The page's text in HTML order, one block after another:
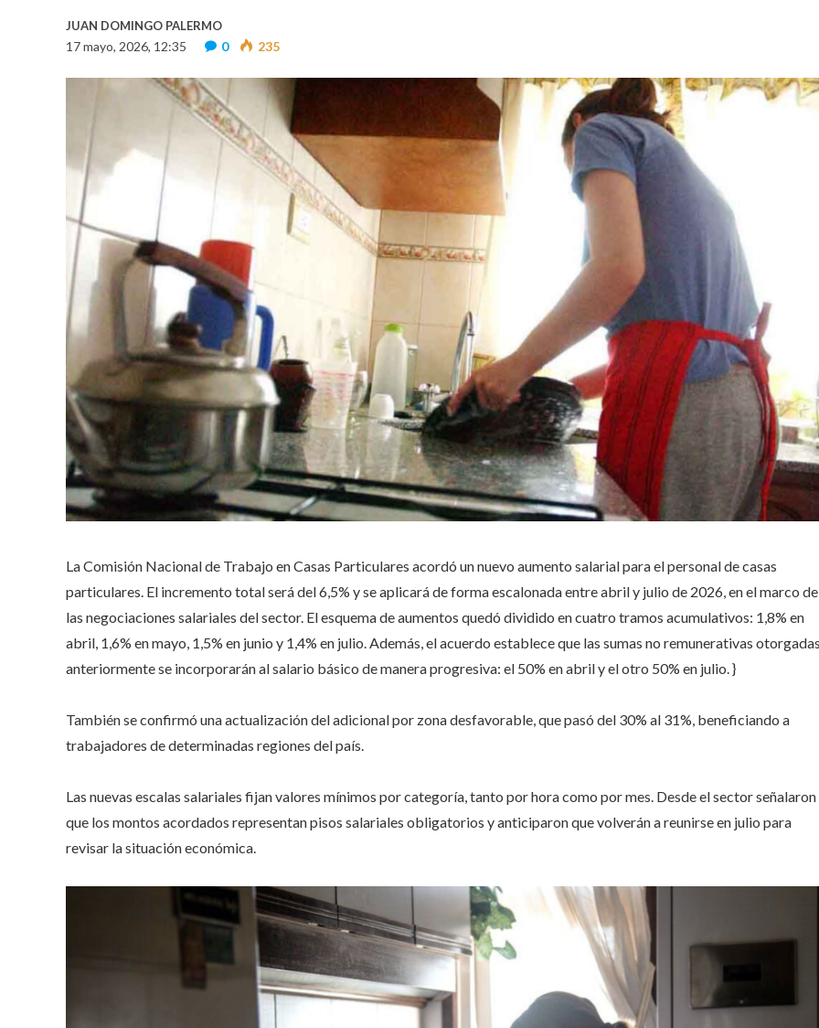
JUAN DOMINGO PALERMO
17 mayo, 2026, 12:35 0 235
La Comisión Nacional de Trabajo en Casas Particulares acordó un nuevo aumento salarial para el personal de casas
particulares. El incremento total será del 6,5% y se aplicará de forma escalonada entre abril y julio de 2026, en el marco de
las negociaciones salariales del sector. El esquema de aumentos quedó dividido en cuatro tramos acumulativos: 1,8% en
abril, 1,6% en mayo, 1,5% en junio y 1,4% en julio. Además, el acuerdo establece que las sumas no remunerativas otorgadas
anteriormente se incorporarán al salario básico de manera progresiva: el 50% en abril y el otro 50% en julio. }
También se confirmó una actualización del adicional por zona desfavorable, que pasó del 30% al 31%, beneficiando a
trabajadores de determinadas regiones del país.
Las nuevas escalas salariales fijan valores mínimos por categoría, tanto por hora como por mes. Desde el sector señalaron
que los montos acordados representan pisos salariales obligatorios y anticiparon que volverán a reunirse en julio para
revisar la situación económica.